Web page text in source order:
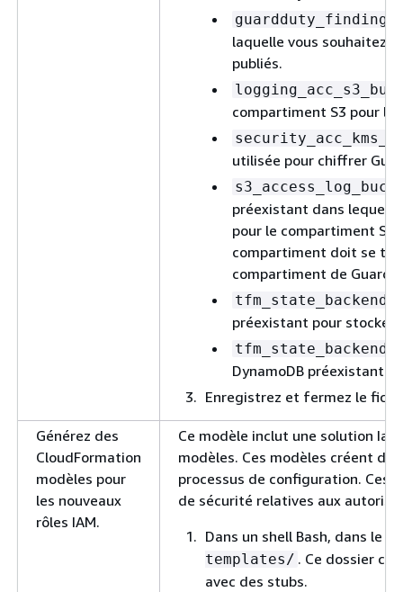
laquelle vous souhaitez
publiés.
compartiment S3 pour
utilisée pour chiffrer
préexistant dans lequel
pour le compartiment S3
compartiment doit se
compartiment de
préexistant pour
DynamoDB
Enregistrez et fermez le
Générez des
CloudFormation
modèles pour
les nouveaux
rôles IAM.
Ce modèle inclut une solution
modèles. Ces modèles créent
processus de configuration. Ces
de sécurité relatives aux
Dans un shell Bash, dans le
templates/ . Ce dossier
avec des stubs.